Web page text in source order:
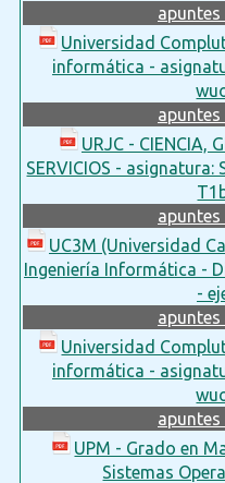
Universidad
informática -
URJC - CIENCIA,
SERVICIOS -
UC3M (Universidad
Ingeniería Informática -
-
Universidad
informática -
UPM - Grado en
Sistemas